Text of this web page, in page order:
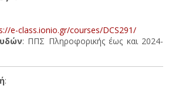
e-class.ionio.gr/courses/DCS291/
: ΠΠΣ Πληροφορικής έως και 2024-
: